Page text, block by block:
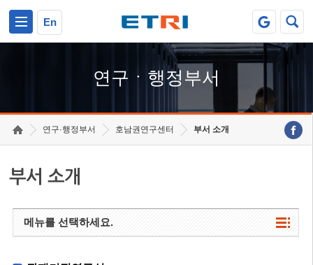
En
연구ㆍ행정부서
연구·행정부서 호남권연구센터 부서 소개
부서 소개
메뉴를 선택하세요.